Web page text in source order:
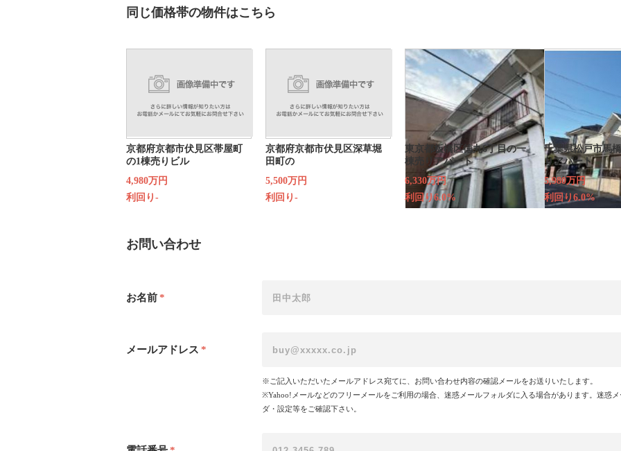
同じ価格帯の物件はこちら
京都府京都市伏見区帯屋町
の1棟売りビル
4,980万円
利回り-
京都府京都市伏見区深草堀
田町の
5,500万円
利回り-
東京都板橋区徳丸6丁目の一
棟売りアパート
6,330万円
利回り6.0%
千葉県松戸市馬
りアパート
5,980万円
利回り6.0%
お問い合わせ
お名前*
メールアドレス *
※ご記入いただいたメールアドレス宛てに、お問い合わせ内容の確認メールをお送りいたします。
※Yahoo!メールなどのフリーメールをご利用の場合、迷惑メールフォルダに入る場合があります。迷惑
ダ・設定等をご確認下さい。